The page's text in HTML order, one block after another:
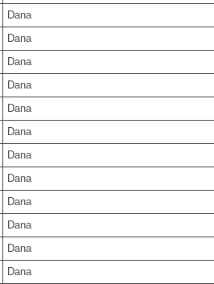
Dana
Dana
Dana
Dana
Dana
Dana
Dana
Dana
Dana
Dana
Dana
Dana